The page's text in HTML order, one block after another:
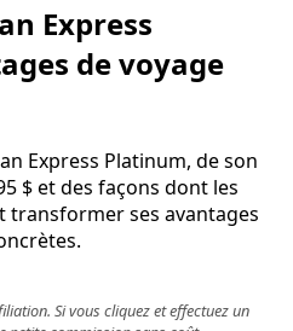
Express
de voyage
Express Platinum, de son
$ et des façons dont les
transformer ses avantages
Si vous cliquez et effectuez un